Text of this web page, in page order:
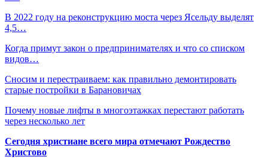
В 2022 году на реконструкцию моста через Ясельду выделят
4,5…
Когда примут закон о предпринимателях и что со списком
видов…
Сносим и перестраиваем: как правильно демонтировать
старые постройки в Барановичах
Почему новые лифты в многоэтажках перестают работать
через несколько лет
Сегодня христиане всего мира отмечают Рождество
Христово